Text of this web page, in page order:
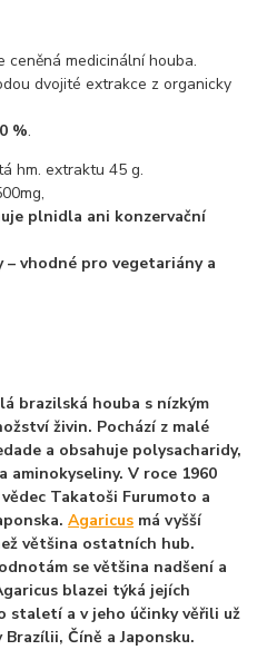
medicinální houba.
dvojité extrakce z organicky
%.
hm. extraktu 45 g.
plnidla ani konzervační
vhodné pro vegetariány a
brazilská houba s nízkým
živin. Pochází z malé
a obsahuje polysacharidy,
aminokyseliny. V roce 1960
Takatoši Furumoto a
Agaricus má vyšší
většina ostatních hub.
se většina nadšení a
blazei týká jejích
staletí a v jeho účinky věřili už
Brazílii, Číně a Japonsku.